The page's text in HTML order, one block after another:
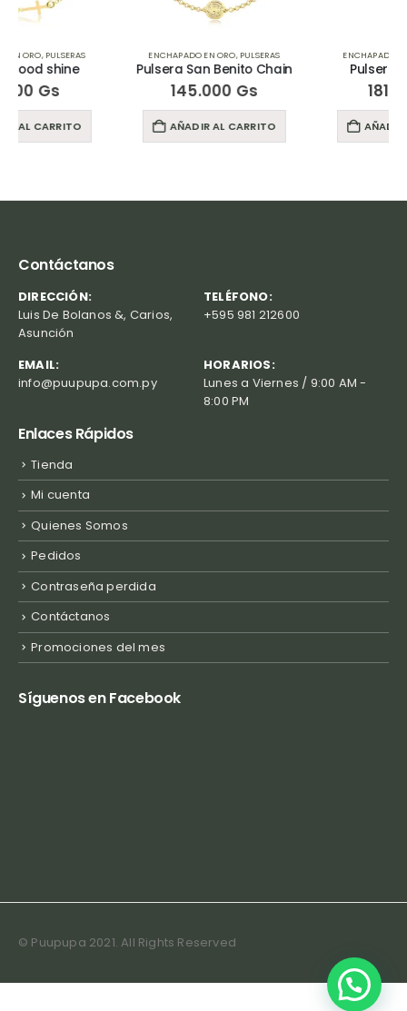
ENCHAPADO EN ORO PULSERAS
Pulsera San Benito Chain
AÑADIR AL CARRITO
ENCHAPADO EN ORO PULSERAS
Pulsera Oval White
AÑADIR AL CARRITO
Contáctanos
DIRECCIÓN:
Luis De Bolanos &, Carios,
Asunción
TELÉFONO:
+595 981 212600
EMAIL:
info@puupupa.com.py
HORARIOS:
Lunes a Viernes / 9:00 AM -
8:00 PM
Enlaces Rápidos
Tienda
Mi cuenta
Quienes Somos
Pedidos
Contraseña perdida
Contáctanos
Promociones del mes
Síguenos en Facebook
© Puupupa 2021. All Rights Reserved